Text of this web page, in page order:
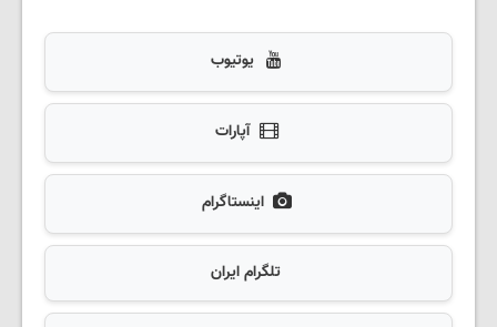
یوتیوب
آپارات
اینستاگرام
تلگرام ایران